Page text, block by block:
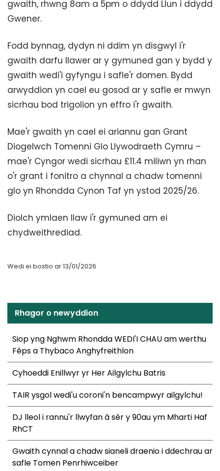
gwaith, rhwng 8am a 5pm o ddydd Llun i ddydd
Gwener.
Fodd bynnag, dydyn ni ddim yn disgwyl i'r
gwaith darfu llawer ar y gymuned gan y bydd y
gwaith wedi'i gyfyngu i safle'r domen. Bydd
arwyddion yn cael eu gosod ar y safle er mwyn
sicrhau bod trigolion yn effro i'r gwaith.
Mae'r gwaith yn cael ei ariannu gan Grant
Diogelwch Tomenni Glo Llywodraeth Cymru –
mae'r Cyngor wedi sicrhau £11.4 miliwn yn rhan
o'r grant i fonitro a chynnal a chadw tomenni
glo yn Rhondda Cynon Taf yn ystod 2025/26.
Diolch ymlaen llaw i'r gymuned am ei
chydweithrediad.
Wedi ei bostio ar 13/01/2026
Rhagor o newyddion
Siop yng Nghwm Rhondda WEDI'I CHAU am werthu
Fêps a Thybaco Anghyfreithlon
Cyhoeddi Enillwyr yr Her Ailgylchu Batris
TAIR ysgol wedi'u coroni'n bencampwyr ailgylchu!
DJ lleol i rannu'r llwyfan â sêr y 90au ym Mharti Haf
RhCT
Gwaith cynnal a chadw sianeli draenio i ddechrau ar
safle Tomen Penrhiwceiber